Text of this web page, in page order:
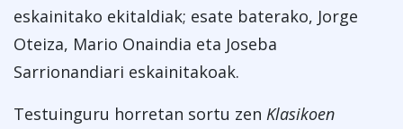
eskainitako ekitaldiak; esate baterako, Jorge
Oteiza, Mario Onaindia eta Joseba
Sarrionandiari eskainitakoak.
Testuinguru horretan sortu zen Klasikoen